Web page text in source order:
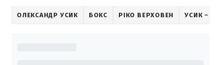
ОЛЕКСАНДР УСИК БОКС РІКО ВЕРХОВЕН УСИК –